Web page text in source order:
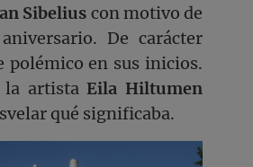
Sibelius con motivo de
De carácter
polémico en sus inicios.
la artistaEila Hiltumen
qué significaba.